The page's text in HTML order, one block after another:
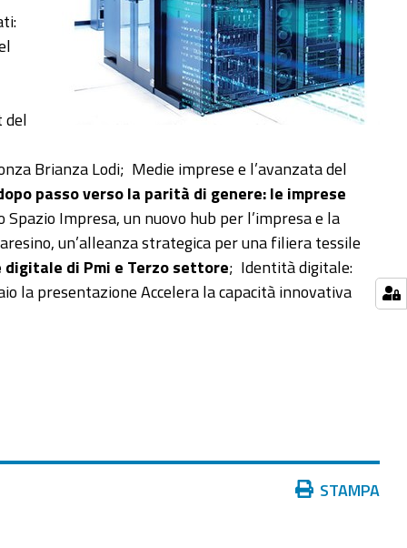
Brianza Lodi; Medie imprese e l’avanzata del
passo verso la parità di genere: le imprese
Impresa, un nuovo hub per l’impresa e la
un’alleanza strategica per una filiera tessile
di Pmi e Terzo settore; Identità digitale:
la presentazione Accelera la capacità innovativa
Azioni STAMPA